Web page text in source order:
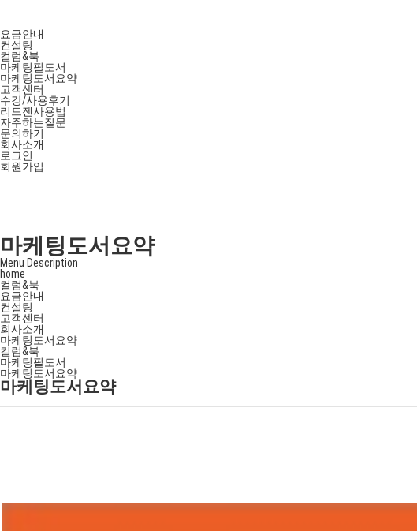
요금안내
컨설팅
컬럼&북
마케팅필도서
마케팅도서요약
고객센터
수강/사용후기
리드젠사용법
자주하는질문
문의하기
회사소개
로그인
회원가입
마케팅도서요약
Menu Description
home
컬럼&북
요금안내
컨설팅
고객센터
회사소개
마케팅도서요약
컬럼&북
마케팅필도서
마케팅도서요약
마케팅도서요약